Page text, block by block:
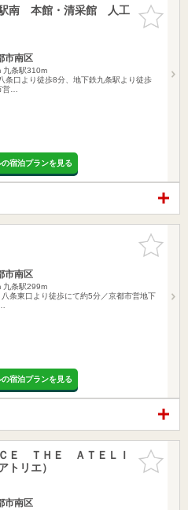
お気に入
りに追加
駅南 本館・清采館 人工
市南区
九条駅310m
条口より徒歩8分、地下鉄九条駅より徒歩
営…
宿泊プランを見る
お気に入
りに追加
市南区
九条駅299m
条東口より徒歩にて約5分／京都市営地下
宿泊プランを見る
お気に入
りに追加
Ｅ ＴＨＥ ＡＴＥＬＩ
リエ）
市南区